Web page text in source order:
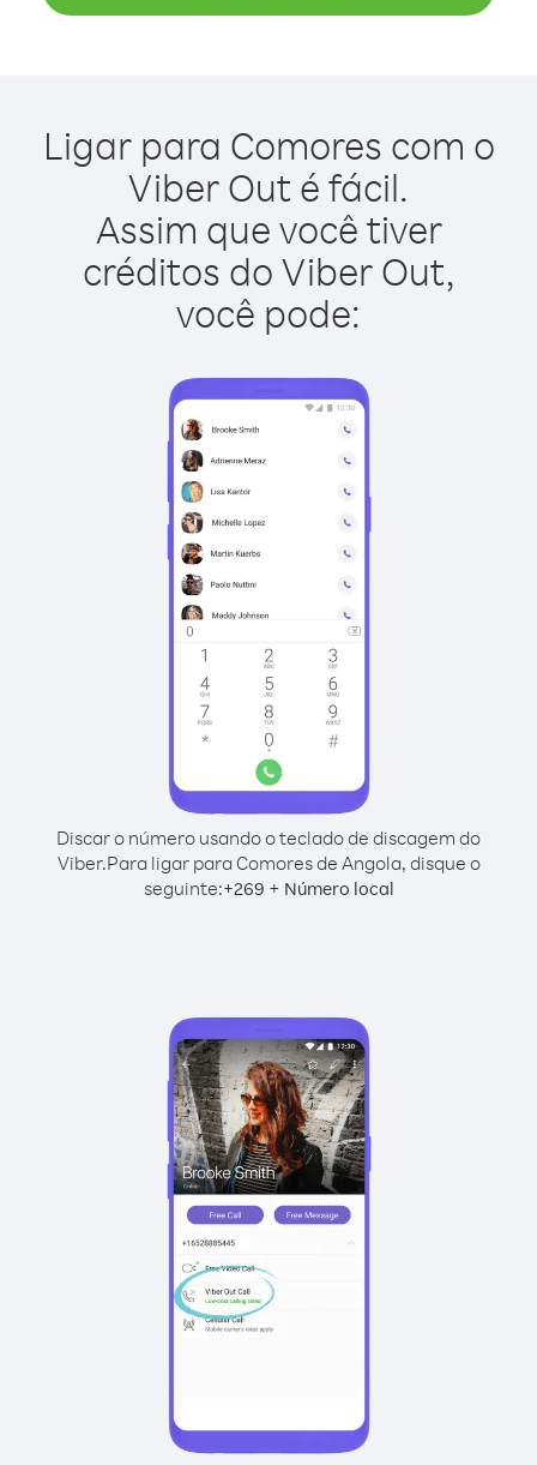
Ligar para Comores com o
Viber Out é fácil.
Assim que você tiver
créditos do Viber Out,
você pode:
Discar o número usando o teclado de discagem do
Viber.Para ligar para Comores de Angola, disque o
seguinte:+269 + Número local